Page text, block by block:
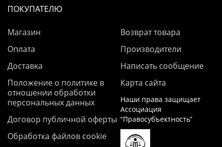
ПОКУПАТЕЛЮ
Магазин
Оплата
Доставка
Положение о политике в
отношении обработки
персональных данных
Договор публичной оферты
Обработка файлов cookie
Возврат товара
Производители
Написать сообщение
Карта сайта
Наши права защищает
Ассоциация
“Правосубъектность”